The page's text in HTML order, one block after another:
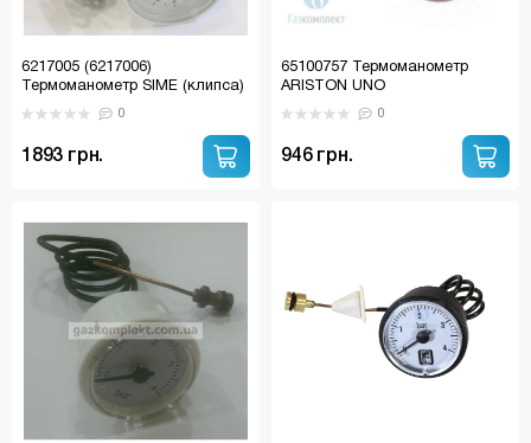
6217005 (6217006)
Термоманометр SIME (клипса)
0
1893 грн.
65100757 Термоманометр
ARISTON UNO
0
946 грн.